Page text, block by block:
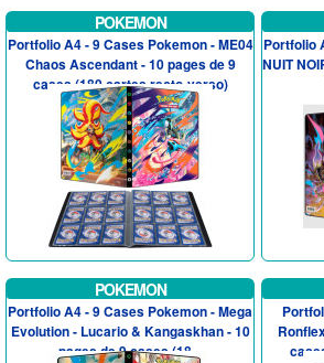
POKEMON
Portfolio A4 - 9 Cases Pokemon - ME04
Chaos Ascendant - 10 pages de 9
cases (180 cartes recto-verso)
Portfolio
NUIT
POKEMON
Portfolio A4 - 9 Cases Pokemon - Mega
Evolution - Lucario & Kangaskhan - 10
pages de 9 cases (18...